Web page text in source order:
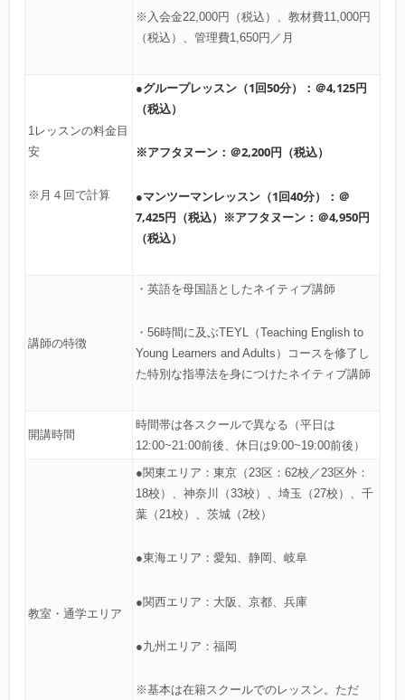
※入会金22,000円（税込）、教材費11,000円
（税込）、管理費1,650円／月
1レッスンの料金目
安
※月４回で計算
●グループレッスン（1回50分）：＠4,125円
（税込）
※アフタヌーン：＠2,200円（税込）
●マンツーマンレッスン（1回40分）：＠
7,425円（税込）※アフタヌーン：＠4,950円
（税込）
講師の特徴
・英語を母国語としたネイティブ講師
・56時間に及ぶTEYL（Teaching English to
Young Learners and Adults）コースを修了し
た特別な指導法を身につけたネイティブ講師
開講時間
時間帯は各スクールで異なる（平日は
12:00~21:00前後、休日は9:00~19:00前後）
教室・通学エリア
●関東エリア：東京（23区：62校／23区外：
18校）、神奈川（33校）、埼玉（27校）、千
葉（21校）、茨城（2校）
●東海エリア：愛知、静岡、岐阜
●関西エリア：大阪、京都、兵庫
●九州エリア：福岡
※基本は在籍スクールでのレッスン。ただ